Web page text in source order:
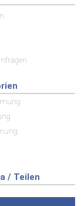
/ Teilen